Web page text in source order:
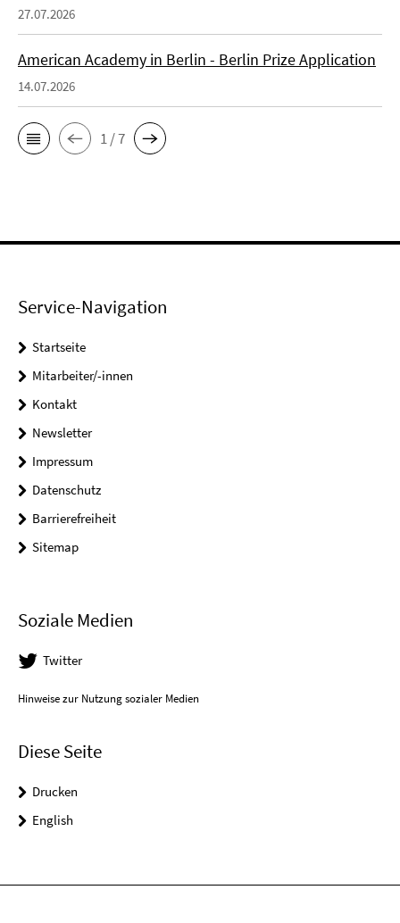
27.07.2026
American Academy in Berlin - Berlin Prize Application
14.07.2026
1 / 7
Service-Navigation
Startseite
Mitarbeiter/-innen
Kontakt
Newsletter
Impressum
Datenschutz
Barrierefreiheit
Sitemap
Soziale Medien
Twitter
Hinweise zur Nutzung sozialer Medien
Diese Seite
Drucken
English